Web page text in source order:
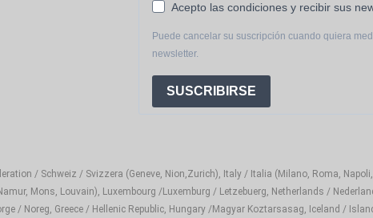
Acepto las condiciones y recibir sus
Puede cancelar su suscripción cuando quiera
newsletter.
SUSCRIBIRSE
/ Schweiz / Svizzera (Geneve, Nion,Zurich), Italy / Italia (Milano, Roma,
Mons, Louvain), Luxembourg /Luxemburg / Letzebuerg, Netherlands /
/ Noreg, Greece / Hellenic Republic, Hungary /Magyar Koztarsasag, Iceland /